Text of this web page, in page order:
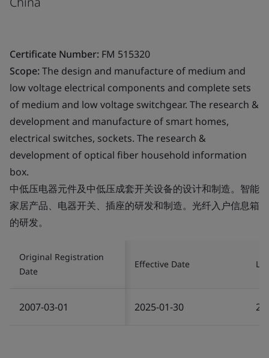
Certificate Number: FM 515320
Scope:The design and manufacture of medium and
low voltage electrical components and complete sets
of medium and low voltage switchgear. The research &
development and manufacture of smart homes,
electrical switches, sockets. The research &
development of optical fiber household information
box.
中低压电器元件及中低压成套开关设备的设计和制造。智能
家居产品、电器开关、插座的研发和制造。光纤入户信息箱
的研发。
Original Registration
Date
Effective Date
2007-03-01 2025-01-30